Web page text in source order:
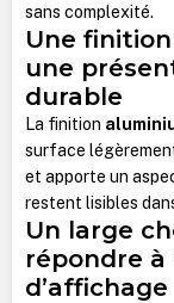
sans complexité.
Une
une
durable
La finition
surface
et apporte un
restent lisibles
Un large
répondre à
d’affichage